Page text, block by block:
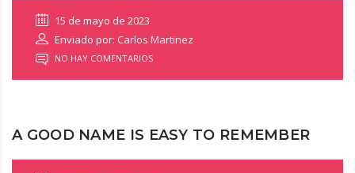
15 de mayo de 2023
Enviado por: Carlos Martinez
NO HAY COMENTARIOS
A GOOD NAME IS EASY TO REMEMBER